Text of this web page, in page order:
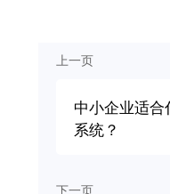
上一页
中小企业适合
系统？
下一页